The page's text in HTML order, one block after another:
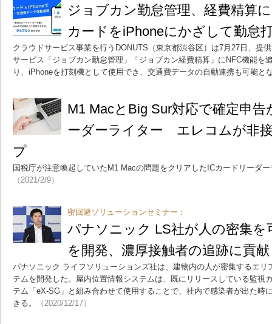
ジョブカン勤怠管理、経費精算
カードをiPhoneにかざして勤怠
クラウドサービス事業を行うDONUTS（東京都渋谷区）は7月27日、提
サービス「ジョブカン勤怠管理」「ジョブカン経費精算」にNFC機能を
り、iPhoneを打刻機として使用でき、交通費データの自動連携も可能と
M1 MacとBig Sur対応で確定申
ーダーライター エレコムが非
プ
国税庁が注意喚起していたM1 Macの問題をクリアしたICカードリーダ
（2021/2/9）
密回避ソリューションセミナー：
パナソニック LS社が人の密集
を開発、濃厚接触者の追跡に貢献
パナソニック ライフソリューションズ社は、建物内の人が密集するエリ
テムを開発した。屋内位置情報システムは、既にリリースしている監視
テム「eX-SG」と組み合わせて使用することで、社内で感染者が出た時
きる。
（2020/12/17）